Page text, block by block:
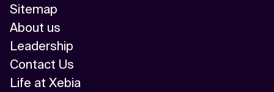
Sitemap
About us
Leadership
Contact Us
Life at Xebia